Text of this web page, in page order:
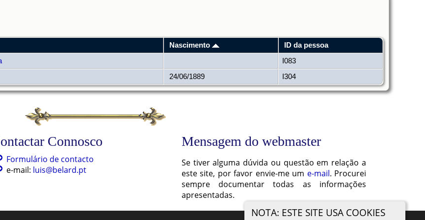
NOTA: ESTE SITE USA COOKIES
Nascimento
ID da pessoa
I083
24/06/1889 I304
Connosco
Formulário de contacto
e-mail: luis@belard.pt
Mensagem do webmaster
Se tiver alguma dúvida ou questão em relação a
este site, por favor envie-me um e-mail. Procurei
sempre documentar todas as informações
apresentadas.